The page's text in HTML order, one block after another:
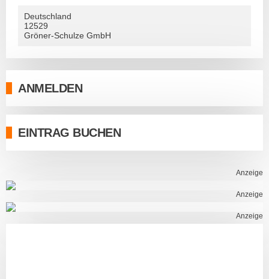
Anzeige
Anzeige
Anzeige
Deutschland
12529
Gröner-Schulze GmbH
ANMELDEN
EINTRAG BUCHEN